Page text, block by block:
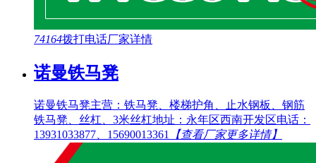
74164拨打电话厂家详情
诺曼铁马凳
诺曼铁马凳主营：铁马凳、楼梯护角、止水钢板、钢筋
铁马凳、丝杠、3米丝杠地址：永年区西南开发区电话：
13931033877、15690013361
【查看厂家更多详情】